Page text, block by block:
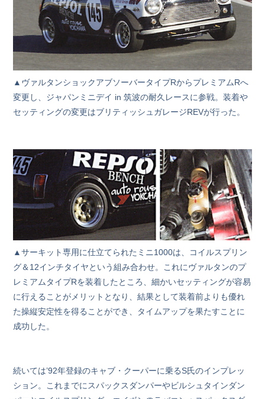
▲ヴァルタンショックアブソーバータイプRからプレミアムRへ
変更し、ジャパンミニデイ in 筑波の耐久レースに参戦。装着や
セッティングの変更はブリティッシュガレージREVが行った。
▲サーキット専用に仕立てられたミニ1000は、コイルスプリン
グ＆12インチタイヤという組み合わせ。これにヴァルタンのプ
レミアムタイプRを装着したところ、細かいセッティングが容易
に行えることがメリットとなり、結果として装着前よりも優れ
た操縦安定性を得ることができ、タイムアップを果たすことに
成功した。
続いては’92年登録のキャブ・クーパーに乗るS氏のインプレッ
ション。これまでにスパックスダンパーやビルシュタインダン